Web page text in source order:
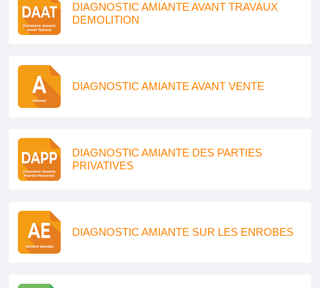
DIAGNOSTIC AMIANTE AVANT TRAVAUX
DEMOLITION
DIAGNOSTIC AMIANTE AVANT VENTE
DIAGNOSTIC AMIANTE DES PARTIES
PRIVATIVES
DIAGNOSTIC AMIANTE SUR LES ENROBES